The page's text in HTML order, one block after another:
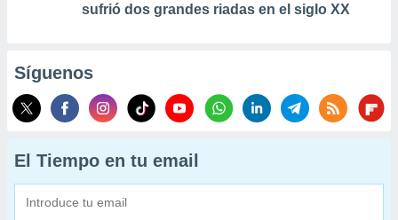
sufrió dos grandes riadas en el siglo XX
Síguenos
El Tiempo en tu email